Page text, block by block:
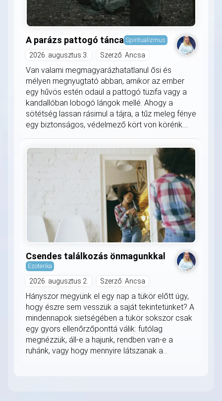
A parázs pattogó tánca Spiritualizmus
2026. augusztus 3. Szerző: Ancsa
Van valami megmagyarázhatatlanul ősi és
mélyen megnyugtató abban, amikor az ember
egy hűvös estén odaül a pattogó tüzifa vagy a
kandallóban lobogó lángok mellé. Ahogy a
sötétség lassan rásimul a tájra, a tűz meleg fénye
egy biztonságos, védelmező kört von körénk....
Csendes találkozás önmagunkkal
Ezoterika
2026. augusztus 2. Szerző: Ancsa
Hányszor megyünk el egy nap a tükör előtt úgy,
hogy észre sem vesszük a saját tekintetünket? A
mindennapok sietségében a tükör sokszor csak
egy gyors ellenőrzőponttá válik: futólag
megnézzük, áll-e a hajunk, rendben van-e a
ruhánk, vagy hogy mennyire látszanak a...